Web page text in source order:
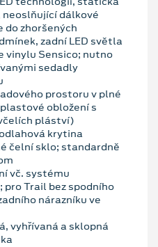
dálkové
zhoršených
zadní LED světla
vinylu Sensico; nutno
sedadly
prostoru v plné
obložení s
pláství)
krytina
čelní sklo; standardně
vč. systému
Trail bez spodního
nárazníku ve
vyhřívaná a sklopná